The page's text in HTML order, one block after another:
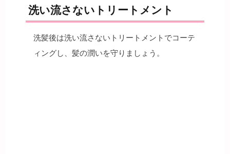
洗い流さないトリートメント
洗髪後は洗い流さないトリートメントでコーテ
ィングし、髪の潤いを守りましょう。